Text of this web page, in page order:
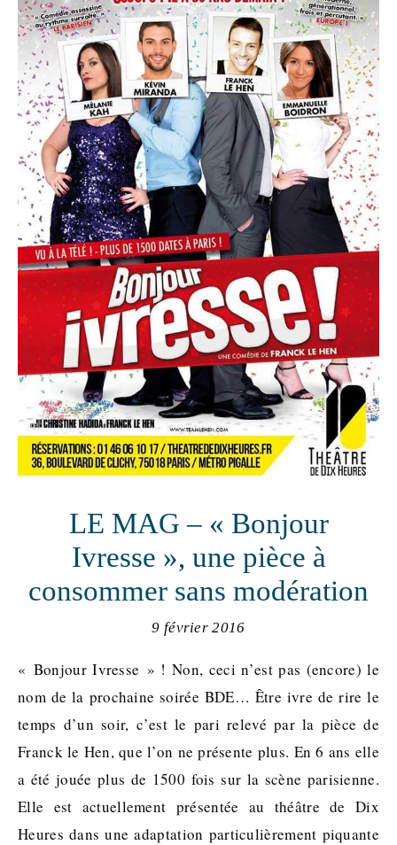
LE MAG – « Bonjour
Ivresse », une pièce à
consommer sans modération
9 février 2016
« Bonjour Ivresse » ! Non, ceci n’est pas (encore) le
nom de la prochaine soirée BDE… Être ivre de rire le
temps d’un soir, c’est le pari relevé par la pièce de
Franck le Hen, que l’on ne présente plus. En 6 ans elle
a été jouée plus de 1500 fois sur la scène parisienne.
Elle est actuellement présentée au théâtre de Dix
Heures dans une adaptation particulièrement piquante